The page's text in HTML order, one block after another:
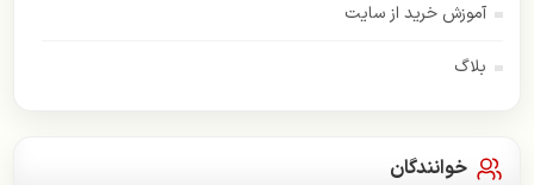
آموزش خرید از سایت
بلاگ
خوانندگان